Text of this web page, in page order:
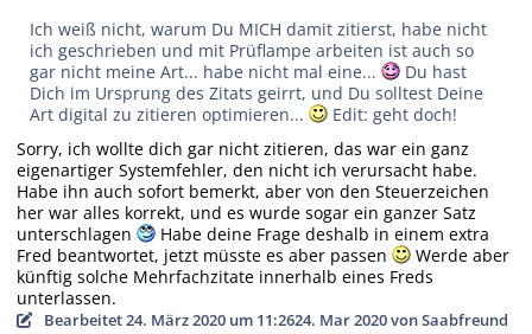
Ich weiß nicht, warum Du MICH damit zitierst, habe nicht
ich geschrieben und mit Prüflampe arbeiten ist auch so
gar nicht meine Art... habe nicht mal eine...
Du hast
Dich im Ursprung des Zitats geirrt, und Du solltest Deine
Art digital zu zitieren optimieren...
Edit: geht doch!
Sorry, ich wollte dich gar nicht zitieren, das war ein ganz
eigenartiger Systemfehler, den nicht ich verursacht habe.
Habe ihn auch sofort bemerkt, aber von den Steuerzeichen
her war alles korrekt, und es wurde sogar ein ganzer Satz
unterschlagen
Habe deine Frage deshalb in einem extra
Fred beantwortet, jetzt müsste es aber passen
Werde aber
künftig solche Mehrfachzitate innerhalb eines Freds
unterlassen.
Bearbeitet24. März 2020 um 11:2624. Mar 2020von Saabfreund